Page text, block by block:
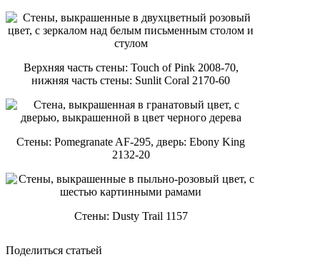
Верхняя часть стены: Touch of Pink 2008-70,
нижняя часть стены: Sunlit Coral 2170-60
Стены: Pomegranate AF-295, дверь: Ebony King
2132-20
Стены: Dusty Trail 1157
Поделиться статьей